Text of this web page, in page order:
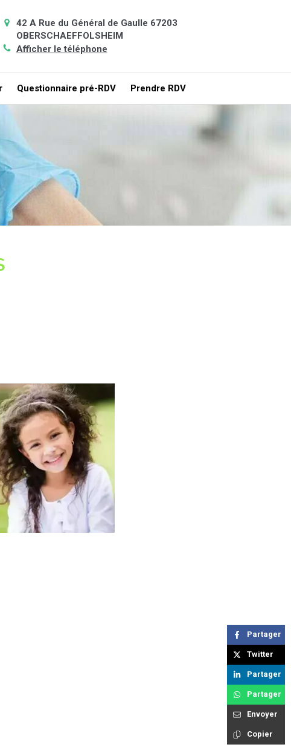
42 A Rue du Général de Gaulle 67203
OBERSCHAEFFOLSHEIM
Afficher le téléphone
Questionnaire pré-RDV Prendre RDV
Partager
Twitter
Partager
Partager
Envoyer
Copier